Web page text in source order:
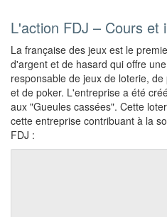
L'action FDJ – Cours et
La française des jeux est le
d'argent et de hasard qui offre
responsable de jeux de loterie,
et de poker. L'entreprise a été
aux "Gueules cassées". Cette
cette entreprise contribuant à la
FDJ :